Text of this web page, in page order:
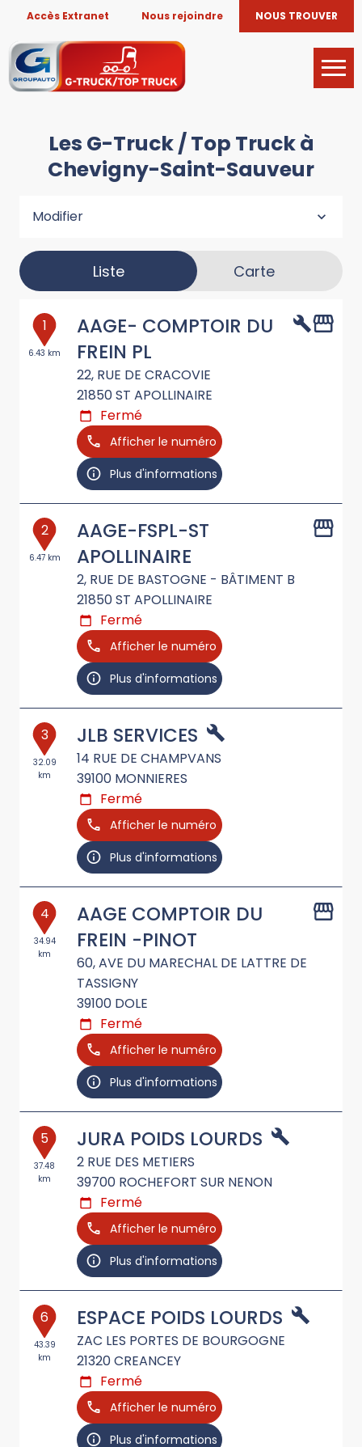
Accès Extranet Nous rejoindre NOUS TROUVER
Les G-Truck / Top Truck à
Chevigny-Saint-Sauveur
Modifier
Liste Carte
1
6.43 km
AAGE- COMPTOIR DU
FREIN PL
22, RUE DE CRACOVIE
21850ST APOLLINAIRE
Fermé
Afficher le numéro
Plus d'informations
2
6.47 km
AAGE-FSPL-ST
APOLLINAIRE
2, RUE DE BASTOGNE - BÂTIMENT B
21850ST APOLLINAIRE
Fermé
Afficher le numéro
Plus d'informations
3
32.09
km
JLB SERVICES
14 RUE DE CHAMPVANS
39100 MONNIERES
Fermé
Afficher le numéro
Plus d'informations
4
34.94
km
AAGE COMPTOIR DU
FREIN -PINOT
60, AVE DU MARECHAL DE LATTRE DE
TASSIGNY
39100 DOLE
Fermé
Afficher le numéro
Plus d'informations
5
37.48
km
JURA POIDS LOURDS
2 RUE DES METIERS
39700 ROCHEFORT SUR NENON
Fermé
Afficher le numéro
Plus d'informations
6
43.39
km
ESPACE POIDS LOURDS
ZAC LES PORTES DE BOURGOGNE
21320CREANCEY
Fermé
Afficher le numéro
Plus d'informations